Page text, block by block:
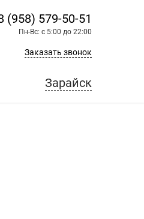
(958) 579-50-51
Пн-Вс: с 5:00 до 22:00
Заказать звонок
Зарайск